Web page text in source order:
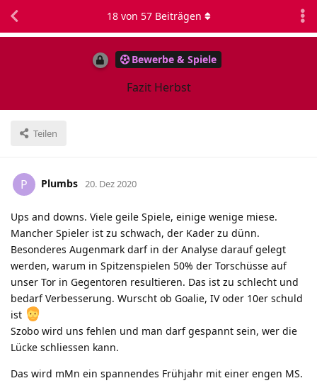
Bewerbe & Spiele
Fazit Herbst
Teilen
18von 57Beiträgen
P Plumbs 20. Dez 2020
Ups and downs. Viele geile Spiele, einige wenige miese.
Mancher Spieler ist zu schwach, der Kader zu dünn.
Besonderes Augenmark darf in der Analyse darauf gelegt
werden, warum in Spitzenspielen 50% der Torschüsse auf
unser Tor in Gegentoren resultieren. Das ist zu schlecht und
bedarf Verbesserung. Wurscht ob Goalie, IV oder 10er schuld
ist
Szobo wird uns fehlen und man darf gespannt sein, wer die
Lücke schliessen kann.
Das wird mMn ein spannendes Frühjahr mit einer engen MS.